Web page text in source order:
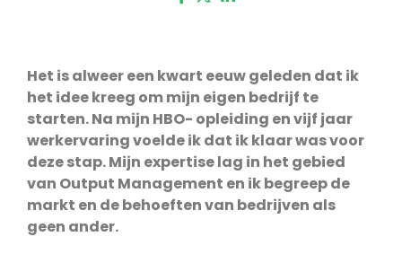
Het is alweer een kwart eeuw geleden dat ik
het idee kreeg om mijn eigen bedrijf te
starten. Na mijn HBO- opleiding en vijf jaar
werkervaring voelde ik dat ik klaar was voor
deze stap. Mijn expertise lag in het gebied
van Output Management en ik begreep de
markt en de behoeften van bedrijven als
geen ander.